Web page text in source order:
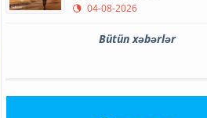
04-08-2026
Bütün xəbərlər